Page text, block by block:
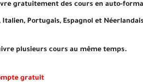
gratuitement des cours en auto-
Italien, Portugais, Espagnol et
plusieurs cours au même temps.
gratuit